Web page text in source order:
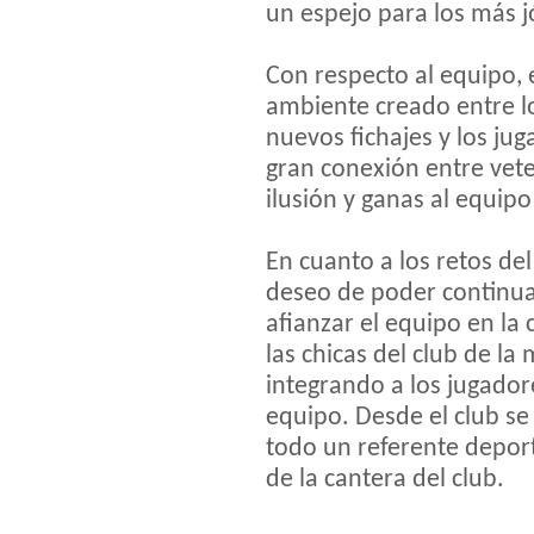
un espejo para los más
Con respecto al equipo,
ambiente creado entre
nuevos fichajes y los
gran conexión entre
ilusión y ganas al
En cuanto a los retos
deseo de poder
afianzar el equipo en la
las chicas del club de
integrando a los
equipo. Desde el club
todo un referente
de la cantera del club.